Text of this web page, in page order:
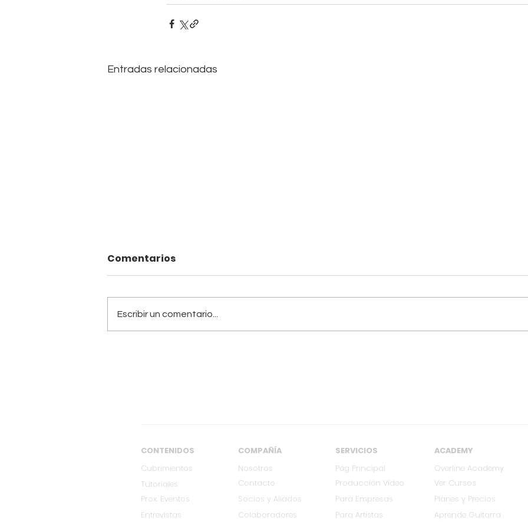
Entradas relacionadas
Comentarios
Escribir un comentario...
CONTENIDOS
Cubrimientos
Tutoriales
Prox. Eventos
Entrevistas
COMPAÑÍA
Nosotros
Contacto
Socios y Aliados
Colaboradores
SERVICIOS
Pág Principal
Producción Vídeo
Para Empresas
Para Artistas
ACADEMY
Overline Academy
Ver Cursos
Planes y Precios
Aprende Guitarra